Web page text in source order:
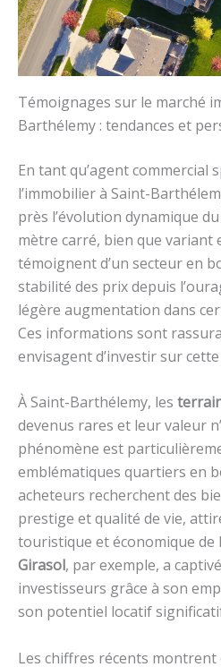
Témoignages sur le marché
Barthélemy : tendances et
En tant qu’agent commercial
l’immobilier à Saint-
près l’évolution dynamique
mètre carré, bien que variant
témoignent d’un secteur en
stabilité des prix depuis
légère augmentation dans
Ces informations sont
envisagent d’investir sur
À Saint-Barthélemy, les
devenus rares et leur valeur
phénomène est
emblématiques quartiers en
acheteurs recherchent des
prestige et qualité de vie,
touristique et économique de
Girasol, par exemple, a
investisseurs grâce à son
son potentiel locatif
Les chiffres récents montrent